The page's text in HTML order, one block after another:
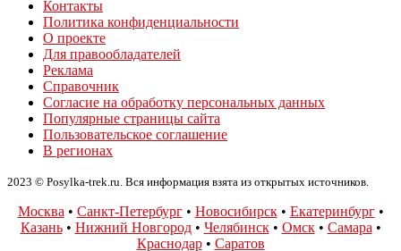
Контакты
Политика конфиденциальности
О проекте
Для правообладателей
Реклама
Справочник
Согласие на обработку персональных данных
Популярные страницы сайта
Пользовательское соглашение
В регионах
2023 © Posylka-trek.ru. Вся информация взята из открытых источников.
Москва• Санкт-Петербург• Новосибирск• Екатеринбург•
Казань• Нижний Новгород• Челябинск• Омск• Самара•
Краснодар• Саратов